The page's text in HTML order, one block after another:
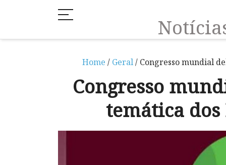
Home / Geral/ Congresso mundial
Congresso
temática